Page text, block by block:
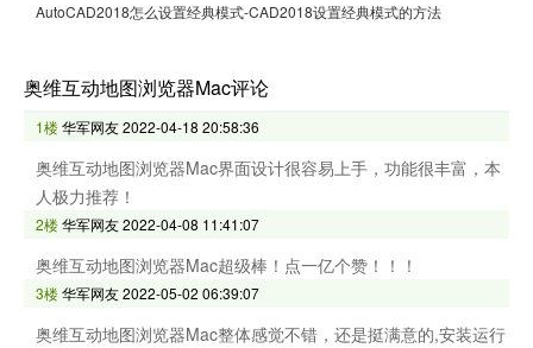
AutoCAD2018怎么设置经典模式-CAD2018设置经典模式的方法
奥维互动地图浏览器Mac评论
1楼华军网友2022-04-18 20:58:36
奥维互动地图浏览器Mac界面设计很容易上手，功能很丰富，本
人极力推荐！
2楼华军网友2022-04-08 11:41:07
奥维互动地图浏览器Mac超级棒！点一亿个赞！！！
3楼华军网友2022-05-02 06:39:07
奥维互动地图浏览器Mac整体感觉不错，还是挺满意的,安装运行